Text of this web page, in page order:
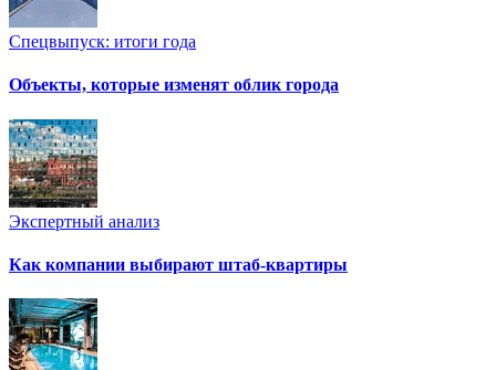
Спецвыпуск: итоги года
Объекты, которые изменят облик города
Экспертный анализ
Как компании выбирают штаб-квартиры